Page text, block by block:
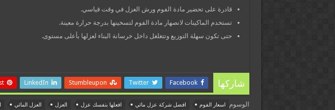
قادرة على تحضير مادة الفوم ورش العزل في وقت قياسي.
تستخدم الماكينات لانصهار مادة الفوم لتسخينها بدرجة حرارة معينة.
حتى تكون سهلة التوزيع وتتغلغل داخل خرسانة البناء لعزلها بأعلى مستوى.
شاركها Facebook
Twitter
Stumbleupon
LinkedIn
الوسوم اسعار الفوم افضل شركة عزل مائي افعلها بنفسك عزل العزل العزل المائي